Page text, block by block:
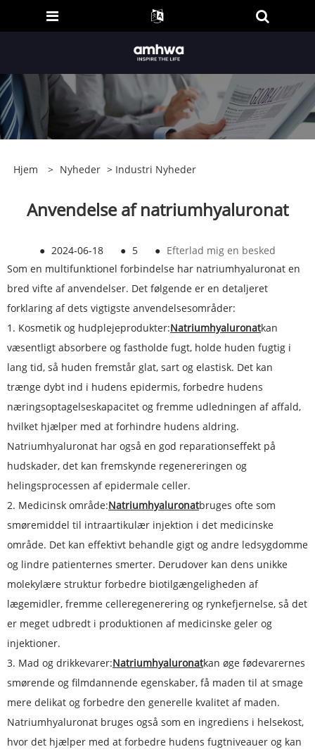
Hjem > Nyheder > Industri Nyheder
Anvendelse af natriumhyaluronat
● 2024-06-18 ● 5 ● Efterlad mig en besked
Som en multifunktionel forbindelse har natriumhyaluronat en
bred vifte af anvendelser. Det følgende er en detaljeret
forklaring af dets vigtigste anvendelsesområder:
1. Kosmetik og hudplejeprodukter:Natriumhyaluronatkan
væsentligt absorbere og fastholde fugt, holde huden fugtig i
lang tid, så huden fremstår glat, sart og elastisk. Det kan
trænge dybt ind i hudens epidermis, forbedre hudens
næringsoptagelseskapacitet og fremme udledningen af ​​affald,
hvilket hjælper med at forhindre hudens aldring.
Natriumhyaluronat har også en god reparationseffekt på
hudskader, det kan fremskynde regenereringen og
helingsprocessen af ​​epidermale celler.
2. Medicinsk område:Natriumhyaluronatbruges ofte som
smøremiddel til intraartikulær injektion i det medicinske
område. Det kan effektivt behandle gigt og andre ledsygdomme
og lindre patienternes smerter. Derudover kan dens unikke
molekylære struktur forbedre biotilgængeligheden af ​​
lægemidler, fremme celleregenerering og rynkefjernelse, så det
er meget udbredt i produktionen af ​​medicinske geler og
injektioner.
3. Mad og drikkevarer:Natriumhyaluronatkan øge fødevarernes
smørende og filmdannende egenskaber, få maden til at smage
mere delikat og forbedre den generelle kvalitet af maden.
Natriumhyaluronat bruges også som en ingrediens i helsekost,
hvor det hjælper med at forbedre hudens fugtniveauer og kan